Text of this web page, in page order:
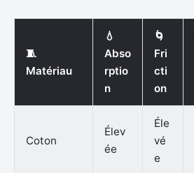
🧵
Matériau
💧
Abso
rptio
n
🌀
Fri
cti
on
Coton
Élev
ée
Éle
vé
e